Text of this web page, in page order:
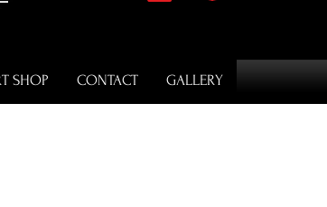
SHOP CONTACT GALLERY